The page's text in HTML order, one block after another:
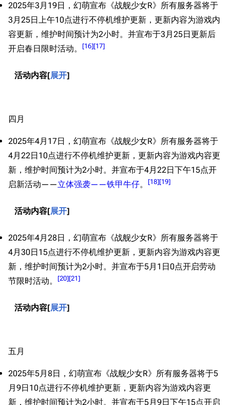
2025年3月19日，幻萌宣布《战舰少女R》所有服务器将于
3月25日上午10点进行不停机维护更新，更新内容为游戏内
容更新，维护时间预计为2小时。并宣布于3月25日更新后
开启春日限时活动。
[16][17]
展开
活动内容
四月
2025年4月17日，幻萌宣布《战舰少女R》所有服务器将于
4月22日10点进行不停机维护更新，更新内容为游戏内容更
新，维护时间预计为2小时。并宣布于4月22日下午15点开
启新活动——立体强袭——铁甲牛仔。 [18][19]
展开
活动内容
2025年4月28日，幻萌宣布《战舰少女R》所有服务器将于
4月30日15点进行不停机维护更新，更新内容为游戏内容更
新，维护时间预计为2小时。并宣布于5月1日0点开启劳动
节限时活动。
[20][21]
展开
活动内容
五月
2025年5月8日，幻萌宣布《战舰少女R》所有服务器将于5
月9日10点进行不停机维护更新，更新内容为游戏内容更
新，维护时间预计为2小时。并宣布于5月9日下午15点开启